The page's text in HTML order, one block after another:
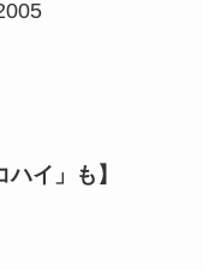
イ」も】